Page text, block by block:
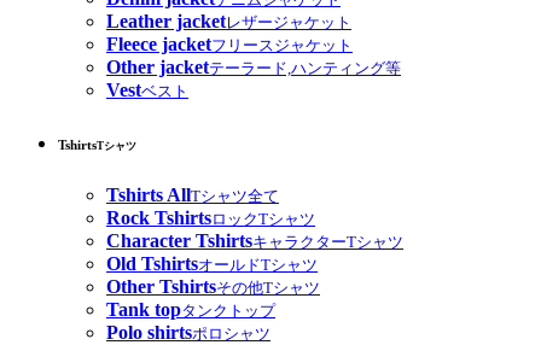
Leather jacketレザージャケット
Fleece jacketフリースジャケット
Other jacketテーラード,ハンティング等
Vestベスト
TshirtsTシャツ
Tshirts AllTシャツ全て
Rock TshirtsロックTシャツ
Character TshirtsキャラクターTシャツ
Old TshirtsオールドTシャツ
Other Tshirtsその他Tシャツ
Tank topタンクトップ
Polo shirtsポロシャツ